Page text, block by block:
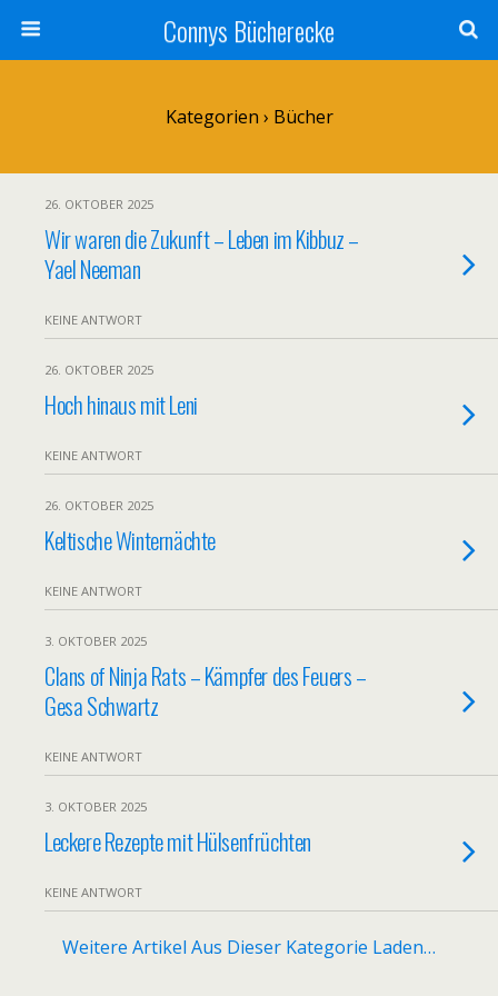
Connys Bücherecke
Kategorien › Bücher
26. OKTOBER 2025
Wir waren die Zukunft – Leben im Kibbuz –
Yael Neeman
KEINE ANTWORT
26. OKTOBER 2025
Hoch hinaus mit Leni
KEINE ANTWORT
26. OKTOBER 2025
Keltische Winternächte
KEINE ANTWORT
3. OKTOBER 2025
Clans of Ninja Rats – Kämpfer des Feuers –
Gesa Schwartz
KEINE ANTWORT
3. OKTOBER 2025
Leckere Rezepte mit Hülsenfrüchten
KEINE ANTWORT
Weitere Artikel Aus Dieser Kategorie Laden…